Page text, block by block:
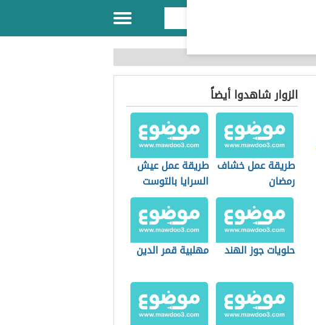
الزوار شاهدوا أيضاً
طريقة عمل خشاف
رمضان
طريقة عمل عيش
السرايا بالتوست
حلويات جوز الهند مهلبية قمر الدين